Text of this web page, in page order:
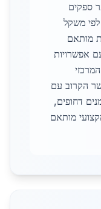
ספקים
לפי משקל
מותאם
אפשרויות
הקרוב עם
דחופים,
מותאם